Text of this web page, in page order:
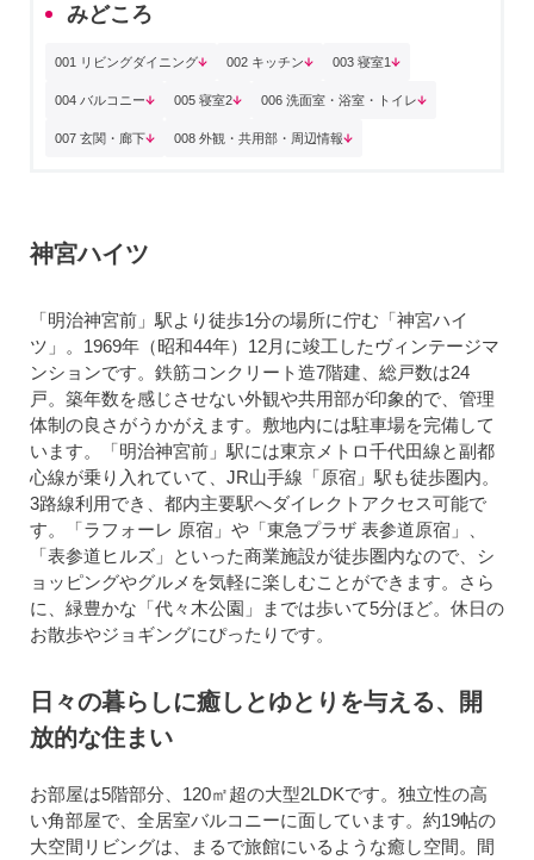
みどころ
001 リビングダイニング 002 キッチン 003 寝室1
004 バルコニー 005 寝室2 006 洗面室・浴室・トイレ
007 玄関・廊下 008 外観・共用部・周辺情報
神宮ハイツ
「明治神宮前」駅より徒歩1分の場所に佇む「神宮ハイ
ツ」。1969年（昭和44年）12月に竣工したヴィンテージマ
ンションです。鉄筋コンクリート造7階建、総戸数は24
戸。築年数を感じさせない外観や共用部が印象的で、管理
体制の良さがうかがえます。敷地内には駐車場を完備して
います。「明治神宮前」駅には東京メトロ千代田線と副都
心線が乗り入れていて、JR山手線「原宿」駅も徒歩圏内。
3路線利用でき、都内主要駅へダイレクトアクセス可能で
す。「ラフォーレ 原宿」や「東急プラザ 表参道原宿」、
「表参道ヒルズ」といった商業施設が徒歩圏内なので、シ
ョッピングやグルメを気軽に楽しむことができます。さら
に、緑豊かな「代々木公園」までは歩いて5分ほど。休日の
お散歩やジョギングにぴったりです。
日々の暮らしに癒しとゆとりを与える、開
放的な住まい
お部屋は5階部分、120㎡超の大型2LDKです。独立性の高
い角部屋で、全居室バルコニーに面しています。約19帖の
大空間リビングは、まるで旅館にいるような癒し空間。間